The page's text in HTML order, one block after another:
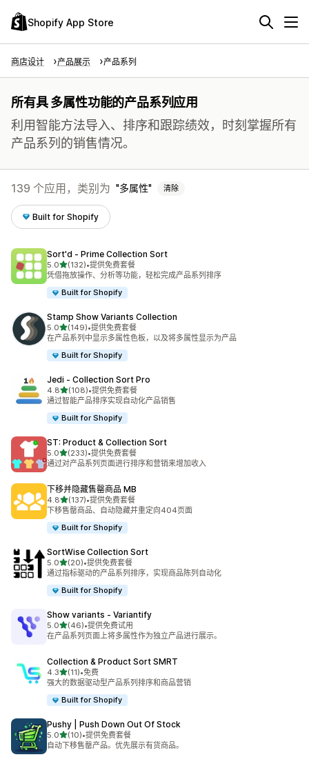
Shopify App Store
商店设计 产品展示 产品系列
所有具 多属性功能的产品系列应用
利用智能方法导入、排序和跟踪绩效，时刻掌握所有
产品系列的销售情况。
139 个应用，类别为 多属性 清除
Built for Shopify
Sort'd ‑ Prime Collection Sort
5.0星（满分 5 星）
(132)
总共 132 条评论
•提供免费套餐
凭借拖放操作、分析等功能，轻松完成产品系列排序
Built for Shopify
Stamp Show Variants Collection
5.0星（满分 5 星）
(149)
总共 149 条评论
•提供免费套餐
在产品系列中显示多属性色板，以及将多属性显示为产品
Built for Shopify
Jedi ‑ Collection Sort Pro
4.8星（满分 5 星）
(108)
总共 108 条评论
•提供免费套餐
通过智能产品排序实现自动化产品销售
Built for Shopify
ST: Product & Collection Sort
5.0星（满分 5 星）
(233)
总共 233 条评论
•提供免费套餐
通过对产品系列页面进行排序和营销来增加收入
下移并隐藏售罄商品 MB
4.8星（满分 5 星）
(137)
总共 137 条评论
•提供免费套餐
下移售罄商品、自动隐藏并重定向404页面
Built for Shopify
SortWise Collection Sort
5.0星（满分 5 星）
(20)
总共 20 条评论
•提供免费套餐
通过指标驱动的产品系列排序，实现商品陈列自动化
Built for Shopify
Show variants ‑ Variantify
5.0星（满分 5 星）
(46)
总共 46 条评论
•提供免费试用
在产品系列页面上将多属性作为独立产品进行展示。
Collection & Product Sort SMRT
4.3星（满分 5 星）
(11)
总共 11 条评论
•免费
强大的数据驱动型产品系列排序和商品营销
Built for Shopify
Pushy | Push Down Out Of Stock
5.0星（满分 5 星）
(10)
总共 10 条评论
•提供免费套餐
自动下移售罄产品。优先展示有货商品。